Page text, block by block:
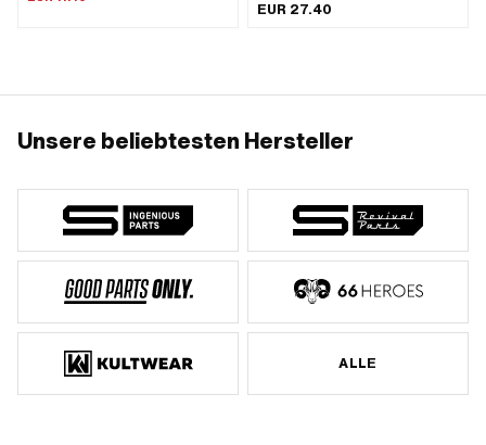
Muttern · Anzahl Befestigungspunkte:
EUR 27.40
Unsere beliebtesten Hersteller
ALLE